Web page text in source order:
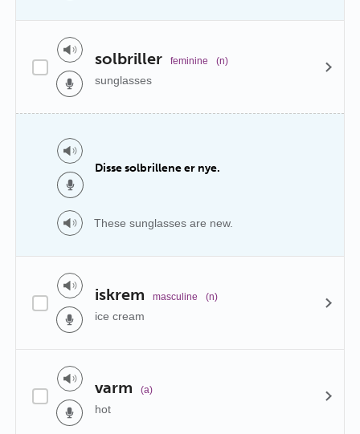
solbriller feminine (n)
sunglasses
Disse solbrillene er nye.
These sunglasses are new.
iskrem masculine (n)
ice cream
varm (a)
hot